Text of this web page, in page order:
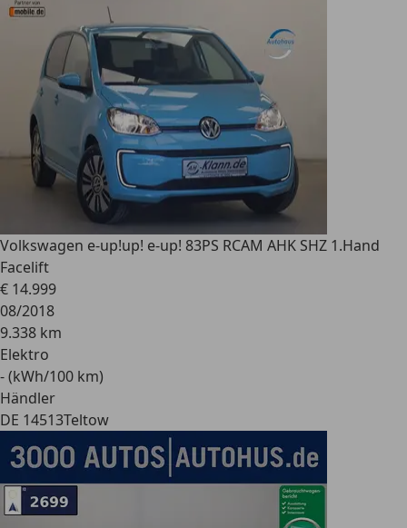
Volkswagen e-up!up! e-up! 83PS RCAM AHK SHZ 1.Hand
Facelift
€ 14.999
08/2018
9.338 km
Elektro
- (kWh/100 km)
Händler
DE 14513Teltow